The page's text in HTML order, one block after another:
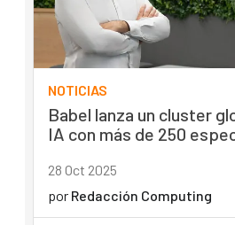
NOTICIAS
Babel lanza un cluster
IA con más de 250
28 Oct 2025
por Redacción Computing